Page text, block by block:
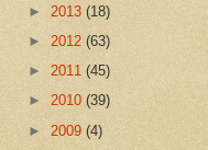
► 2013 (18)
► 2012 (63)
► 2011 (45)
► 2010 (39)
► 2009 (4)